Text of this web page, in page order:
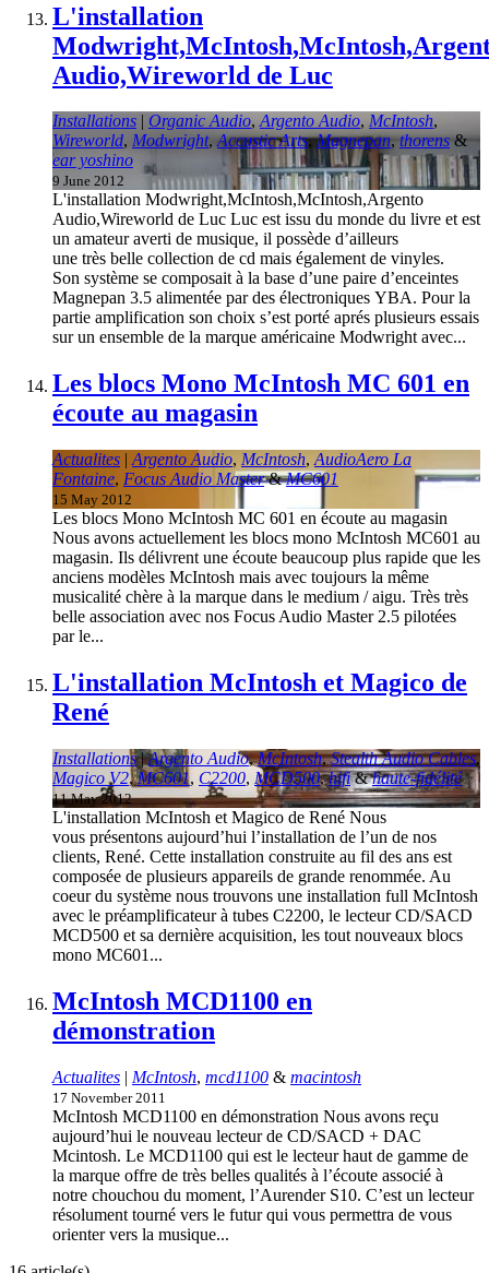
L'installation
Audio,Wireworld de Luc
Installations | Organic Audio,Argento Audio,McIntosh,
Wireworld, Modwright,Accustic Arts,Magnepan,thorens&
ear yoshino
9 June 2012
L'installation Modwright,McIntosh,McIntosh,Argento
Audio,Wireworld de Luc Luc est issu du monde du livre et est
un amateur averti de musique, il possède d’ailleurs
une très belle collection de cd mais également de vinyles.
Son système se composait à la base d’une paire d’enceintes
Magnepan 3.5 alimentée par des électroniques YBA. Pour la
partie amplification son choix s’est porté aprés plusieurs essais
sur un ensemble de la marque américaine Modwright avec...
Les blocs Mono McIntosh MC 601 en
écoute au magasin
Actualites | Argento Audio, McIntosh, AudioAero La
Fontaine, Focus Audio Master&MC601
15 May 2012
Les blocs Mono McIntosh MC 601 en écoute au magasin
Nous avons actuellement les blocs mono McIntosh MC601 au
magasin. Ils délivrent une écoute beaucoup plus rapide que les
anciens modèles McIntosh mais avec toujours la même
musicalité chère à la marque dans le medium / aigu. Très très
belle association avec nos Focus Audio Master 2.5 pilotées
par le...
L'installation McIntosh et Magico de
René
Installations|Argento Audio,McIntosh,Stealth Audio Cables,
Magico V2,MC601, C2200, MCD500,hifi&haute-fidélité
11 May 2012
L'installation McIntosh et Magico de René Nous
vous présentons aujourd’hui l’installation de l’un de nos
clients, René. Cette installation construite au fil des ans est
composée de plusieurs appareils de grande renommée. Au
coeur du système nous trouvons une installation full McIntosh
avec le préamplificateur à tubes C2200, le lecteur CD/SACD
MCD500 et sa dernière acquisition, les tout nouveaux blocs
mono MC601...
McIntosh MCD1100 en
démonstration
Actualites | McIntosh, mcd1100 & macintosh
17 November 2011
McIntosh MCD1100 en démonstration Nous avons reçu
aujourd’hui le nouveau lecteur de CD/SACD + DAC
Mcintosh. Le MCD1100 qui est le lecteur haut de gamme de
la marque offre de très belles qualités à l’écoute associé à
notre chouchou du moment, l’Aurender S10. C’est un lecteur
résolument tourné vers le futur qui vous permettra de vous
orienter vers la musique...